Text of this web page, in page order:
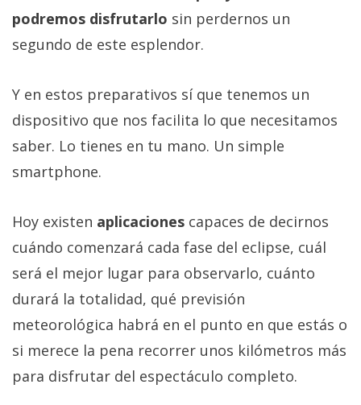
podremos disfrutarlo sin perdernos un
segundo de este esplendor.
Y en estos preparativos sí que tenemos un
dispositivo que nos facilita lo que necesitamos
saber. Lo tienes en tu mano. Un simple
smartphone.
Hoy existen aplicaciones capaces de decirnos
cuándo comenzará cada fase del eclipse, cuál
será el mejor lugar para observarlo, cuánto
durará la totalidad, qué previsión
meteorológica habrá en el punto en que estás o
si merece la pena recorrer unos kilómetros más
para disfrutar del espectáculo completo.